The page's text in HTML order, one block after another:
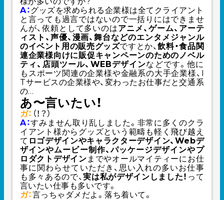
A：グッズを求められる企業様は全てクライアント
と言っても過言ではないので一括りにはできませ
んが、依頼として多いのはアニメ、ゲーム、アーテ
ィスト、声優、漫画、舞台などのエンタメジャンル
のイベント用の販売グッズですとか、飲料・食品関
連企業様向けに販促キャンペーンのためのノベル
ティ、店頭ツール、WEBデザインなどです。他に
もスポーツ関連の企業様や金融系の大手企業様、I
Tサービスの企業様や、変わったお仕事だと交通系
の…
あ〜言いたい！
ガ： （！？）
A：すみません取り乱しました。非常に多くのクラ
イアント様からグッズという範疇も軽く飛び越え
て ロゴデザインやキャラクターデザイン、Webデ
ザインやムービー制作、パッケージデザインやプ
ロダクトデザイン までやオールマイティーにお仕
事に関わらせていただき、思い入れの多いお仕事
も多々あるので、実は私がデザインしました！ って
言いたい仕事も多いです。
ガ：言っちゃダメだよ。落ち着いて。